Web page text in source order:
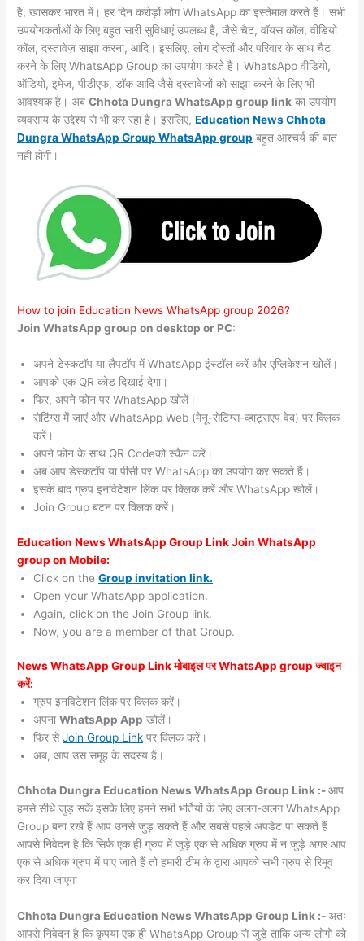
है, खासकर भारत में। हर दिन करोड़ों लोग WhatsApp का इस्तेमाल करते हैं। सभी
उपयोगकर्ताओं के लिए बहुत सारी सुविधाएं उपलब्ध हैं, जैसे चैट, वॉयस कॉल, वीडियो
कॉल, दस्तावेज़ साझा करना, आदि। इसलिए, लोग दोस्तों और परिवार के साथ चैट
करने के लिए WhatsApp Group का उपयोग करते हैं। WhatsApp वीडियो,
ऑडियो, इमेज, पीडीएफ, डॉक आदि जैसे दस्तावेजों को साझा करने के लिए भी
आवश्यक है। अबChhota Dungra WhatsApp group link का उपयोग
व्यवसाय के उद्देश्य से भी कर रहा है। इसलिए,Education News Chhota
Dungra WhatsApp Group WhatsApp group बहुत आश्चर्य की बात
नहीं होगी।
How to join Education News WhatsApp group 2026?
Join WhatsApp group on desktop or PC:
अपने डेस्कटॉप या लैपटॉप में WhatsApp इंस्टॉल करें और एप्लिकेशन खोलें।
आपको एक QR कोड दिखाई देगा।
फिर, अपने फोन पर WhatsApp खोलें।
सेटिंग्स में जाएं और WhatsApp Web (मेनू-सेटिंग्स-व्हाट्सएप वेब) पर क्लिक
करें।
अपने फोन के साथ QR Codeको स्कैन करें।
अब आप डेस्कटॉप या पीसी पर WhatsApp का उपयोग कर सकते हैं।
इसके बाद ग्रुप इनविटेशन लिंक पर क्लिक करें और WhatsApp खोलें।
Join Group बटन पर क्लिक करें।
Education News WhatsApp Group Link Join WhatsApp
group on Mobile:
Click on theGroup invitation link.
Open your WhatsApp application.
Again, click on the Join Group link.
Now, you are a member of that Group.
News WhatsApp Group Link मोबाइल पर WhatsApp group ज्वाइन
करें:
ग्रुप इनविटेशन लिंक पर क्लिक करें।
अपनाWhatsApp App खोलें।
फिर सेJoin Group Link पर क्लिक करें।
अब, आप उस समूह के सदस्य हैं।
Chhota Dungra Education News WhatsApp Group Link :-आप
हमसे सीधे जुड़ सकें इसके लिए हमने सभी भर्तियों के लिए अलग-अलग WhatsApp
Group बना रखे हैं आप उनसे जुड़ सकते हैं और सबसे पहले अपडेट पा सकते हैं
आपसे निवेदन है कि सिर्फ एक ही ग्रुप में जुड़े एक से अधिक ग्रुप में न जुड़े अगर आप
एक से अधिक ग्रुप में पाए जाते हैं तो हमारी टीम के द्वारा आपको सभी ग्रुप से रिमूव
कर दिया जाएगा
Chhota Dungra Education News WhatsApp Group Link :-अतः
आपसे निवेदन है कि कृपया एक ही WhatsApp Group से जुड़े ताकि अन्य लोगों को